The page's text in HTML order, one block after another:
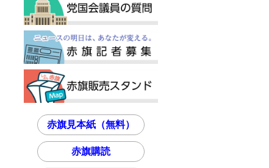
赤旗見本紙（無料）
赤旗購読